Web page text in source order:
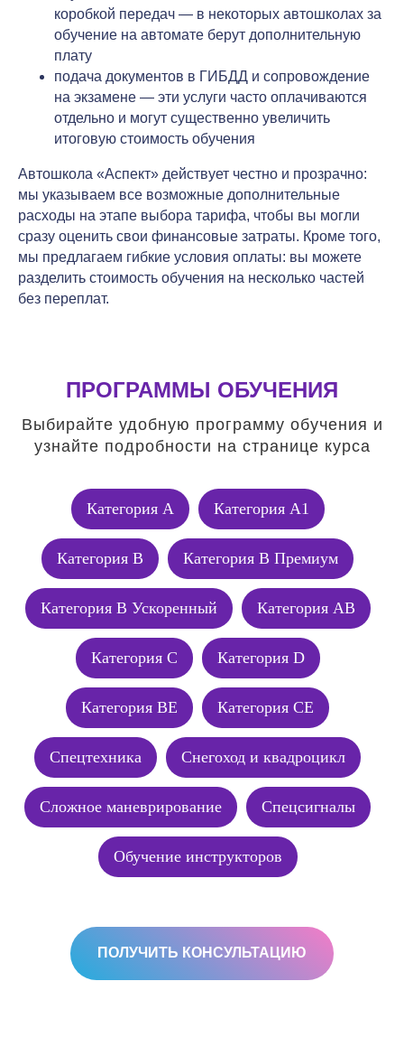
коробкой передач — в некоторых автошколах за
обучение на автомате берут дополнительную
плату
подача документов в ГИБДД и сопровождение
на экзамене — эти услуги часто оплачиваются
отдельно и могут существенно увеличить
итоговую стоимость обучения
Автошкола «Аспект» действует честно и прозрачно:
мы указываем все возможные дополнительные
расходы на этапе выбора тарифа, чтобы вы могли
сразу оценить свои финансовые затраты. Кроме того,
мы предлагаем гибкие условия оплаты: вы можете
разделить стоимость обучения на несколько частей
без переплат.
ПРОГРАММЫ ОБУЧЕНИЯ
Выбирайте удобную программу обучения и
узнайте подробности на странице курса
Категория А Категория А1
Категория В Категория В Премиум
Категория В Ускоренный Категория АВ
Категория C Категория D
Категория BE Категория CE
Спецтехника Снегоход и квадроцикл
Сложное маневрирование Спецсигналы
Обучение инструкторов
ПОЛУЧИТЬ КОНСУЛЬТАЦИЮ